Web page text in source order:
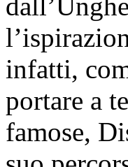
infatti,
portare a
famose,